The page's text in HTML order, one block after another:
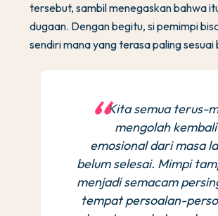
tersebut, sambil menegaskan bahwa
dugaan. Dengan begitu, si pemimpi
sendiri mana yang terasa paling sesuai
Kita semua terus-
mengolah
emosional dari masa
belum selesai. Mimpi
menjadi semacam
tempat persoalan-